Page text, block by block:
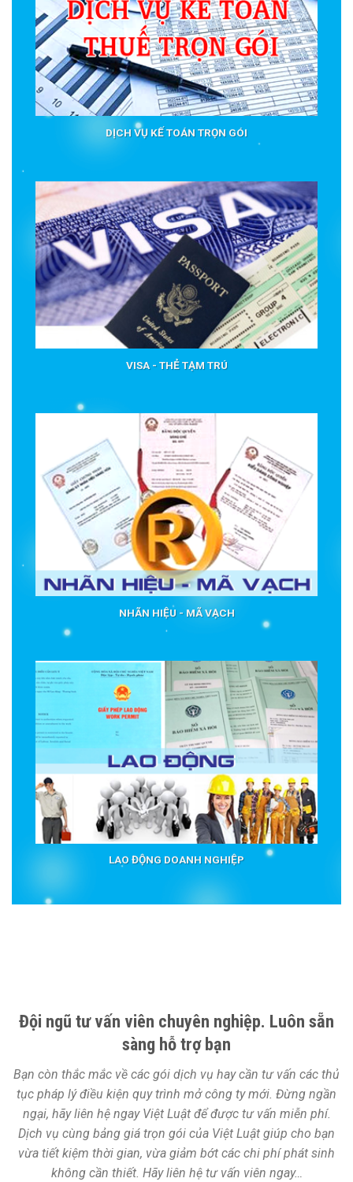
DỊCH VỤ KẾ TOÁN TRỌN GÓI
VISA - THẺ TẠM TRÚ
NHÃN HIỆU - MÃ VẠCH
LAO ĐỘNG DOANH NGHIỆP
Đội ngũ tư vấn viên chuyên nghiệp. Luôn sẵn
sàng hỗ trợ bạn
Bạn còn thắc mắc về các gói dịch vụ hay cần tư vấn các thủ
tục pháp lý điều kiện quy trình mở công ty mới. Đừng ngần
ngại, hãy liên hệ ngay Việt Luật để được tư vấn miễn phí.
Dịch vụ cùng bảng giá trọn gói của Việt Luật giúp cho bạn
vừa tiết kiệm thời gian, vừa giảm bớt các chi phí phát sinh
không cần thiết. Hãy liên hệ tư vấn viên ngay…